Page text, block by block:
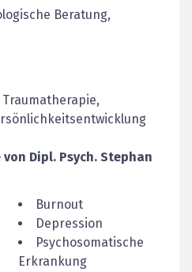
Beratung,
von Dipl. Psych. Stephan
Burnout
Depression
Psychosomatische
Erkrankung